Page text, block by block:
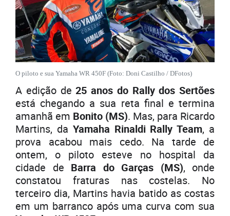
O piloto e sua Yamaha WR 450F (Foto: Doni Castilho / DFotos)
A edição de25 anos do Rally dos Sertões
está chegando a sua reta final e termina
amanhã em Bonito (MS). Mas, para Ricardo
Martins, da Yamaha Rinaldi Rally Team, a
prova acabou mais cedo. Na tarde de
ontem, o piloto esteve no hospital da
cidade de Barra do Garças (MS), onde
constatou fraturas nas costelas. No
terceiro dia, Martins havia batido as costas
em um barranco após uma curva com sua